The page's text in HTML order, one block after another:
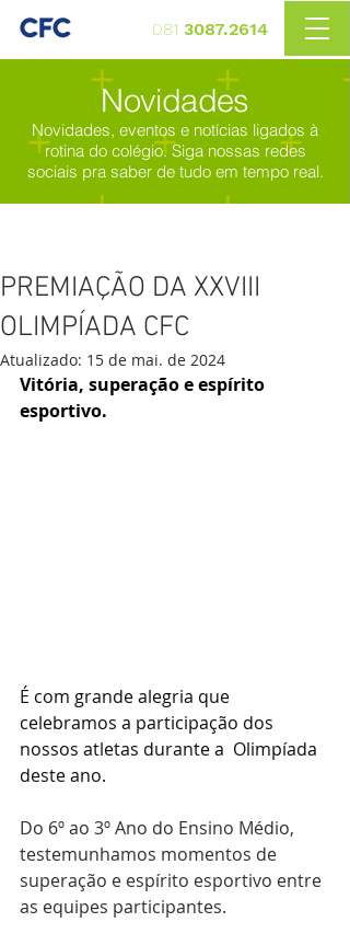
081 3087.2614
Novidades
Novidades, eventos e notícias ligados à
rotina do colégio. Siga nossas redes
sociais pra saber de tudo em tempo real.
PREMIAÇÃO DA XXVIII
OLIMPÍADA CFC
Atualizado: 15 de mai. de 2024
Vitória, superação e espírito
esportivo.
É com grande alegria que
celebramos a participação dos
nossos atletas durante a  Olimpíada
deste ano.
Do 6º ao 3º Ano do Ensino Médio,
testemunhamos momentos de
superação e espírito esportivo entre
as equipes participantes.